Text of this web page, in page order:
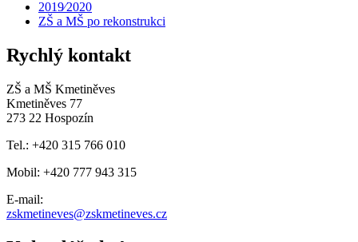
2019⁄2020
ZŠ a MŠ po rekonstrukci
Rychlý kontakt
ZŠ a MŠ Kmetiněves
Kmetiněves 77
273 22 Hospozín
Tel.: +420 315 766 010
Mobil: +420 777 943 315
E-mail:
zskmetineves@zskmetineves.cz